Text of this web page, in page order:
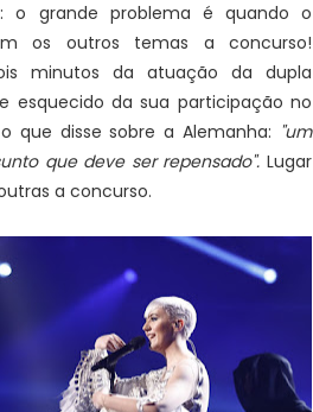
o grande problema é quando o
os outros temas a concurso!
minutos da atuação da dupla
esquecido da sua participação no
que disse sobre a Alemanha: "um
que deve ser repensado". Lugar
a concurso.